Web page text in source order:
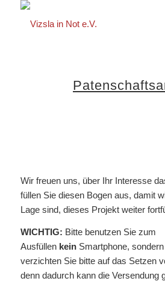
Wir freuen uns, über Ihr Interesse
füllen Sie diesen Bogen aus, damit
Lage sind, dieses Projekt weiter
WICHTIG: Bitte benutzen Sie zum
Ausfüllen keinSmartphone,
verzichten Sie bitte auf das Setzen
denn dadurch kann die Versendung